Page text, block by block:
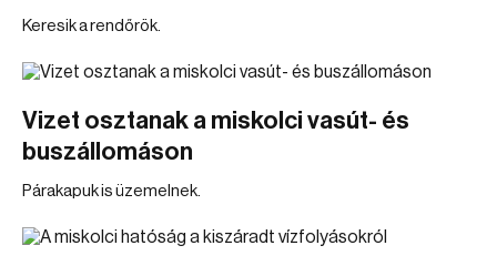
Keresik a rendőrök.
Vizet osztanak a miskolci vasút- és
buszállomáson
Párakapuk is üzemelnek.